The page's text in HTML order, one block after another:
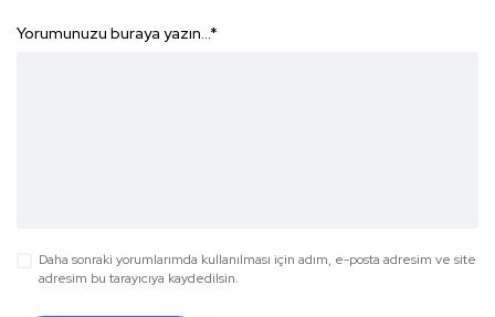
Yorumunuzu buraya yazın...*
Daha sonraki yorumlarımda kullanılması için adım, e-posta adresim ve site
adresim bu tarayıcıya kaydedilsin.